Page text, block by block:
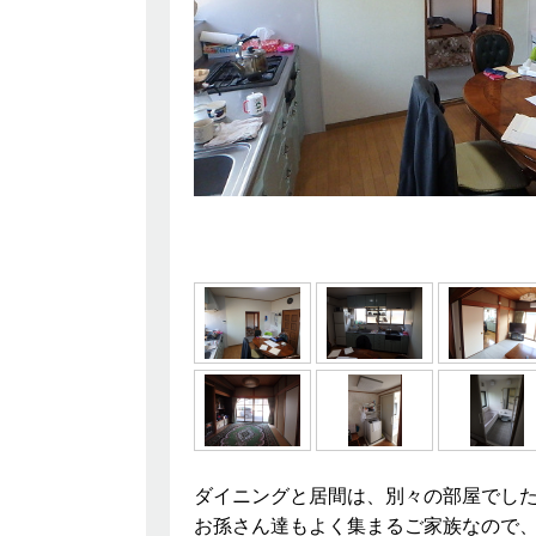
ダイニングと居間は、別々の部屋でし
お孫さん達もよく集まるご家族なので